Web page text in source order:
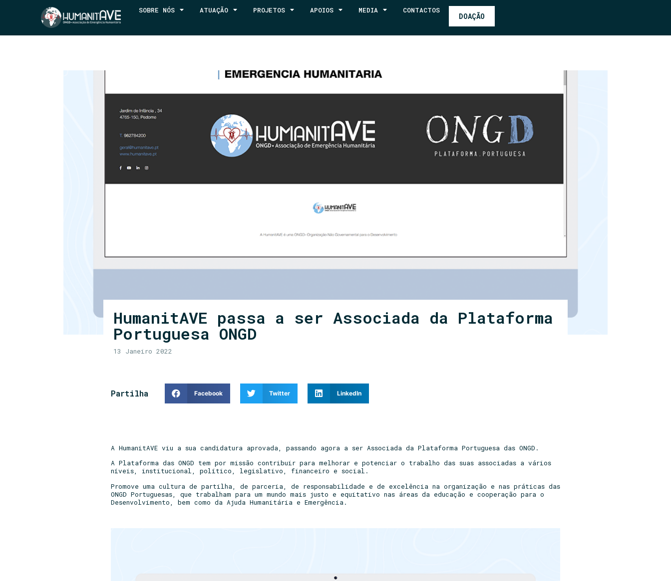
SOBRE NÓS ATUAÇÃO PROJETOS APOIOS MEDIA CONTACTOS
DOAÇÃO
HumanitAVE passa a ser Associada da Plataforma
Portuguesa ONGD
13 Janeiro 2022
Partilha Facebook Twitter LinkedIn
A HumanitAVE viu a sua candidatura aprovada, passando agora a ser Associada da Plataforma Portuguesa das ONGD.
A Plataforma das ONGD tem por missão contribuir para melhorar e potenciar o trabalho das suas associadas a vários
níveis, institucional, político, legislativo, financeiro e social.
Promove uma cultura de partilha, de parceria, de responsabilidade e de excelência na organização e nas práticas das
ONGD Portuguesas, que trabalham para um mundo mais justo e equitativo nas áreas da educação e cooperação para o
Desenvolvimento, bem como da Ajuda Humanitária e Emergência.